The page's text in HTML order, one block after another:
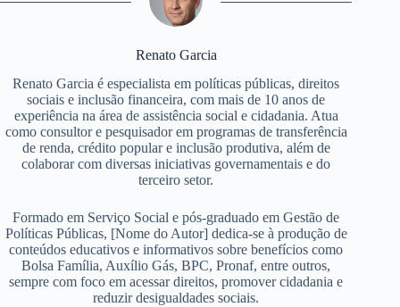
Renato Garcia
Renato Garcia é especialista em políticas públicas, direitos
sociais e inclusão financeira, com mais de 10 anos de
experiência na área de assistência social e cidadania. Atua
como consultor e pesquisador em programas de transferência
de renda, crédito popular e inclusão produtiva, além de
colaborar com diversas iniciativas governamentais e do
terceiro setor.
Formado em Serviço Social e pós-graduado em Gestão de
Políticas Públicas, [Nome do Autor] dedica-se à produção de
conteúdos educativos e informativos sobre benefícios como
Bolsa Família, Auxílio Gás, BPC, Pronaf, entre outros,
sempre com foco em acessar direitos, promover cidadania e
reduzir desigualdades sociais.